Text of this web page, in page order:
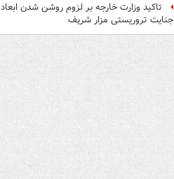
تاکید وزارت خارجه بر لزوم روشن شدن ابعاد
جنایت تروریستی مزار شریف